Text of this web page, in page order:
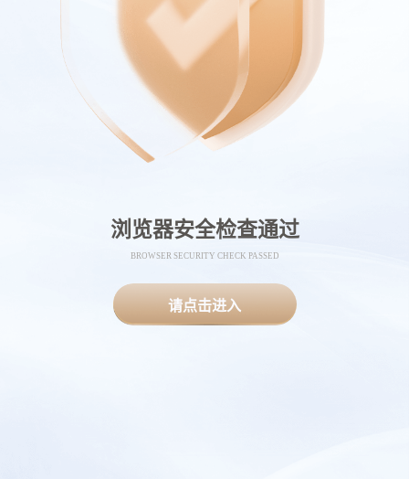
浏览器安全检查通过
BROWSER SECURITY CHECK PASSED
请点击进入